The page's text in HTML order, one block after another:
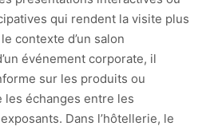
qui rendent la visite plus
contexte d’un salon
événement corporate, il
sur les produits ou
les échanges entre les
Dans l’hôtellerie, le